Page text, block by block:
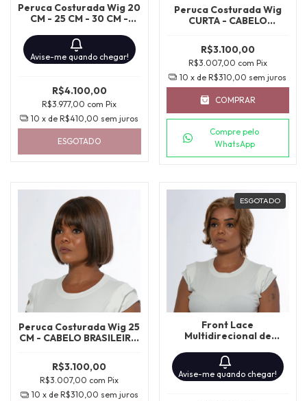
Peruca Costurada Wig 20
CM - 25 CM - 30 CM -
GRISALHO NATURAL,
CACHO NATURAL
Avise-me quando chegar!
R$4.100,00
R$3.977,00 com Pix
10 x deR$410,00 sem juros
ESGOTADO
Peruca Costurada Wig
CURTA - CABELO
ESCURO CACHO ABERTO
NATURAL
R$3.100,00
R$3.007,00 com Pix
10 x deR$310,00 sem juros
COMPRAR
Compre pelo
WhatsApp
Peruca Costurada Wig 25
CM - CABELO BRASILEIRO
R$3.100,00
R$3.007,00 com Pix
10 x de R$310,00 sem juros
ESGOTADO
Front Lace
Multidirecional de
25/30CM
Avise-me quando chegar!